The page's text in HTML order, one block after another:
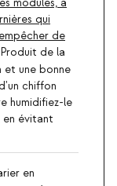
modules, à
qui
de
Produit de la
et une bonne
chiffon
humidifiez-le
évitant
en